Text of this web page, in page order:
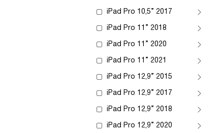
iPad Pro 10,5” 2017
iPad Pro 11” 2018
iPad Pro 11” 2020
iPad Pro 11” 2021
iPad Pro 12,9” 2015
iPad Pro 12,9” 2017
iPad Pro 12,9” 2018
iPad Pro 12,9” 2020